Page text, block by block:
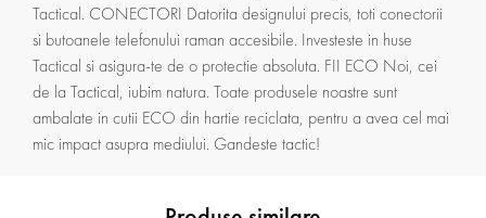
Tactical. CONECTORI Datorita designului precis, toti conectorii
si butoanele telefonului raman accesibile. Investeste in huse
Tactical si asigura-te de o protectie absoluta. FII ECO Noi, cei
de la Tactical, iubim natura. Toate produsele noastre sunt
ambalate in cutii ECO din hartie reciclata, pentru a avea cel mai
mic impact asupra mediului. Gandeste tactic!